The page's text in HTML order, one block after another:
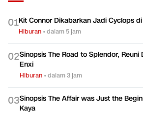
01Kit Connor Dikabarkan Jadi Cyclops
Hiburan •dalam 5 jam
02Sinopsis The Road to Splendor, Reuni
Enxi
Hiburan •dalam 3 jam
03Sinopsis The Affair was Just the
Kaya